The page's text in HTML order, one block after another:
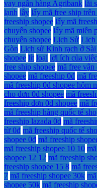
vay ngân hàng Agribank lãi
lạnh lây lấy mã free ship trên
freeship shopee lấy mã
chuyển shopee lấy mã miễn
chuyển shopee Lịch Sử Lịch
Gòn Lịch sử Kinh rạch ở
shopee lít loại lợi ích của
free ship shopee mã free vận
shopee mã freeship 0đ mã
mã freeship 0đ shopee hôm
cho đơn 0đ shopee mã
freeship đơn 0đ shopee mã
mã freeship hàng quốc tế
freeship lazada 0đ mã
từ 0đ mã freeship quốc tế
shopee 0đ mã freeship
mã freeship shopee 10 10
shopee 12 12 mã freeship
freeship shopee 15 8 mã
7 mã freeship shopee 30k
shopee 50k mã freeship